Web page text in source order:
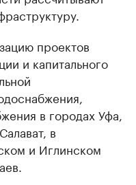
проектов
и капитального
в городах Уфа,
в
и Иглинском